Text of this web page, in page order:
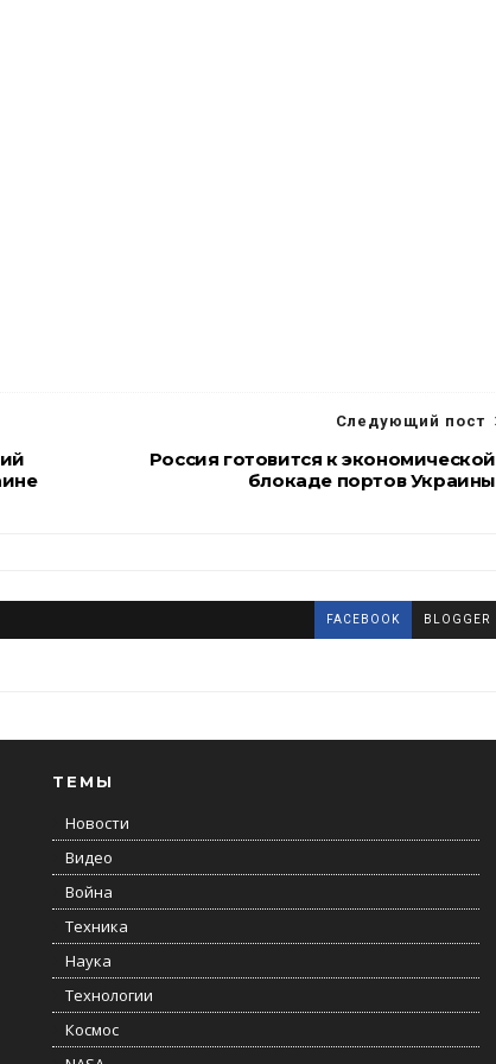
Следующий пост
Россия готовится к экономической
блокаде портов Украины
FACEBOOK BLOGGER
ТЕМЫ
Новости
Видео
Война
Техника
Наука
Технологии
Космос